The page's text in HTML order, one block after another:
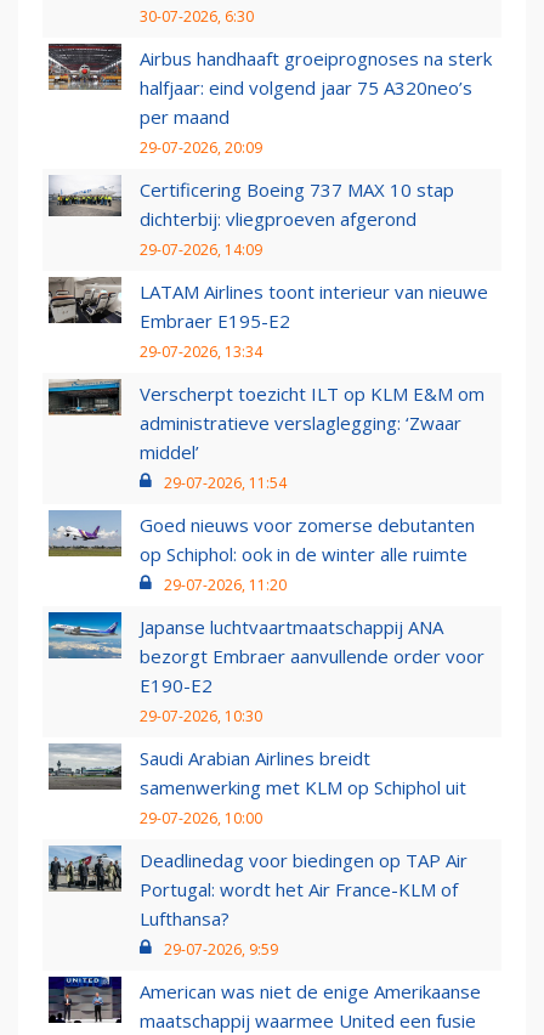
30-07-2026, 6:30
Airbus handhaaft groeiprognoses na sterk
halfjaar: eind volgend jaar 75 A320neo’s
per maand
29-07-2026, 20:09
Certificering Boeing 737 MAX 10 stap
dichterbij: vliegproeven afgerond
29-07-2026, 14:09
LATAM Airlines toont interieur van nieuwe
Embraer E195-E2
29-07-2026, 13:34
Verscherpt toezicht ILT op KLM E&M om
administratieve verslaglegging: ‘Zwaar
middel’
29-07-2026, 11:54
Goed nieuws voor zomerse debutanten
op Schiphol: ook in de winter alle ruimte
29-07-2026, 11:20
Japanse luchtvaartmaatschappij ANA
bezorgt Embraer aanvullende order voor
E190-E2
29-07-2026, 10:30
Saudi Arabian Airlines breidt
samenwerking met KLM op Schiphol uit
29-07-2026, 10:00
Deadlinedag voor biedingen op TAP Air
Portugal: wordt het Air France-KLM of
Lufthansa?
29-07-2026, 9:59
American was niet de enige Amerikaanse
maatschappij waarmee United een fusie